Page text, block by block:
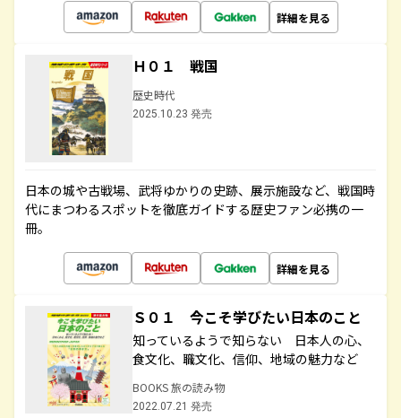
詳細を見る
Ｈ０１ 戦国
歴史時代
2025.10.23 発売
日本の城や古戦場、武将ゆかりの史跡、展示施設など、戦国時
代にまつわるスポットを徹底ガイドする歴史ファン必携の一
冊。
詳細を見る
Ｓ０１ 今こそ学びたい日本のこと
知っているようで知らない 日本人の心、
食文化、職文化、信仰、地域の魅力など
BOOKS 旅の読み物
2022.07.21 発売